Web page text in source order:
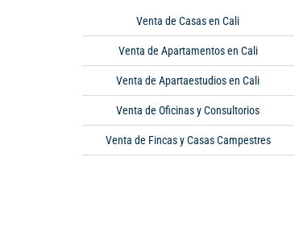
Venta de Casas en Cali
Venta de Apartamentos en Cali
Venta de Apartaestudios en Cali
Venta de Oficinas y Consultorios
Venta de Fincas y Casas Campestres